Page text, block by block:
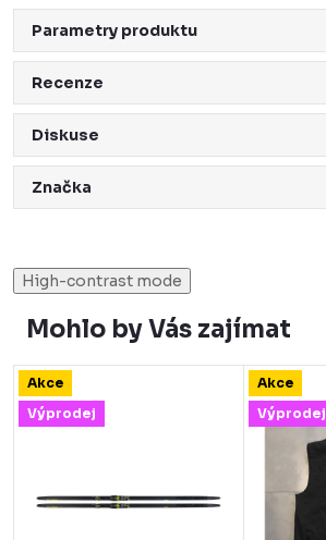
Parametry produktu
Recenze
Diskuse
Značka
High-contrast mode
Mohlo by Vás zajímat
Akce
Výprodej
Akce
Výprodej